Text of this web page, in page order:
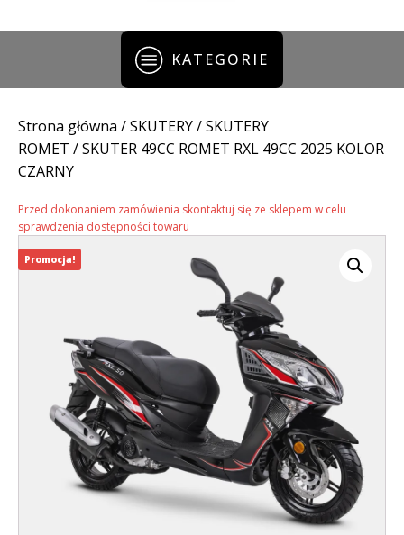
KATEGORIE
Strona główna /SKUTERY/SKUTERY
ROMET / SKUTER 49CC ROMET RXL 49CC 2025 KOLOR
CZARNY
Przed dokonaniem zamówienia skontaktuj się ze sklepem w celu
sprawdzenia dostępności towaru
Promocja!